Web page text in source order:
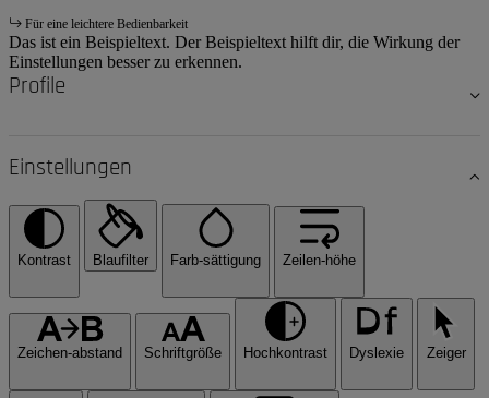
Für eine leichtere Bedienbarkeit
Das ist ein Beispieltext. Der Beispieltext hilft dir, die Wirkung der
Einstellungen besser zu erkennen.
Profile
Einstellungen
Kontrast Blaufilter Farb-sättigung Zeilen-höhe
Zeichen-abstand Schriftgröße Hochkontrast Dyslexie Zeiger